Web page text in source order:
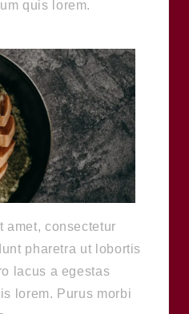
quis lorem.
amet, consectetur
pharetra ut lobortis
lacus a egestas
lorem. Purus morbi